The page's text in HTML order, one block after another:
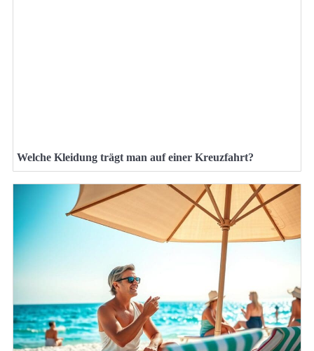
Welche Kleidung trägt man auf einer Kreuzfahrt?